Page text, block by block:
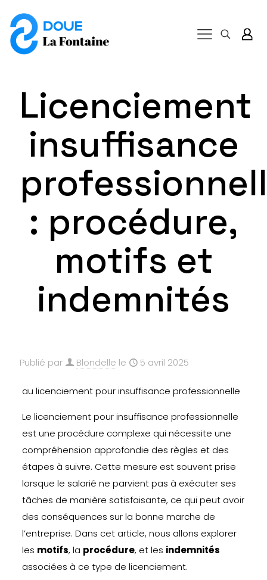
Licenciement
insuffisance
: procédure,
motifs et
indemnités
Publié par Blondelle le 5 avril 2025
au licenciement pour insuffisance professionnelle
Le licenciement pour insuffisance professionnelle
est une procédure complexe qui nécessite une
compréhension approfondie des règles et des
étapes à suivre. Cette mesure est souvent prise
lorsque le salarié ne parvient pas à exécuter ses
tâches de manière satisfaisante, ce qui peut avoir
des conséquences sur la bonne marche de
l’entreprise. Dans cet article, nous allons explorer
les motifs, la procédure, et les indemnités
associées à ce type de licenciement.